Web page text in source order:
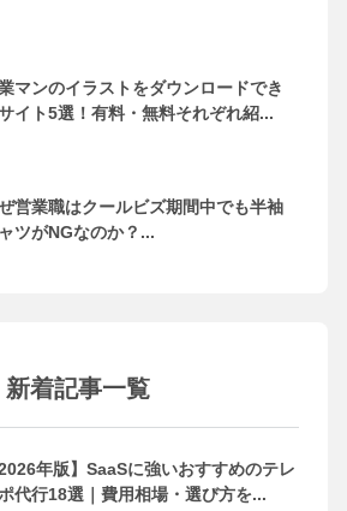
マンのイラストをダウンロードでき
イト5選！有料・無料それぞれ紹...
営業職はクールビズ期間中でも半袖
ツがNGなのか？...
新着記事一覧
2026年版】SaaSに強いおすすめのテレ
代行18選｜費用相場・選び方を...